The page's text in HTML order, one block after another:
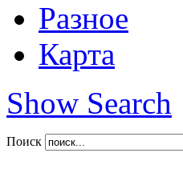
Разное
Карта
Show Search
Поиск